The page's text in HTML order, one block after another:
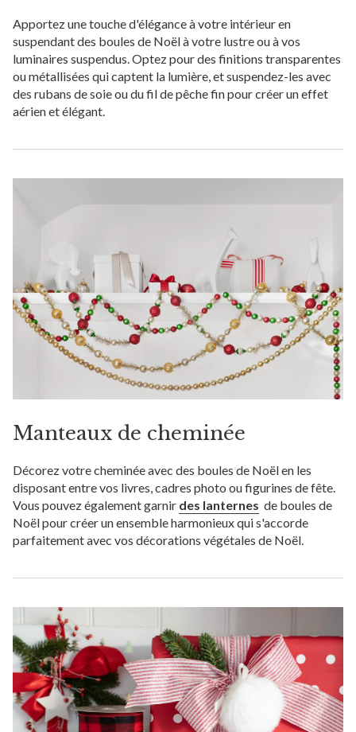
Apportez une touche d'élégance à votre intérieur en
suspendant des boules de Noël à votre lustre ou à vos
luminaires suspendus. Optez pour des finitions transparentes
ou métallisées qui captent la lumière, et suspendez-les avec
des rubans de soie ou du fil de pêche fin pour créer un effet
aérien et élégant.
Manteaux de cheminée
Décorez votre cheminée avec des boules de Noël en les
disposant entre vos livres, cadres photo ou figurines de fête.
Vous pouvez également garnir des lanternes de boules de
Noël pour créer un ensemble harmonieux qui s'accorde
parfaitement avec vos décorations végétales de Noël.